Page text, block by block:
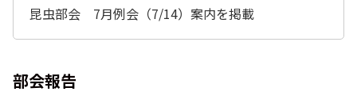
昆虫部会 7月例会（7/14）案内を掲載
部会報告